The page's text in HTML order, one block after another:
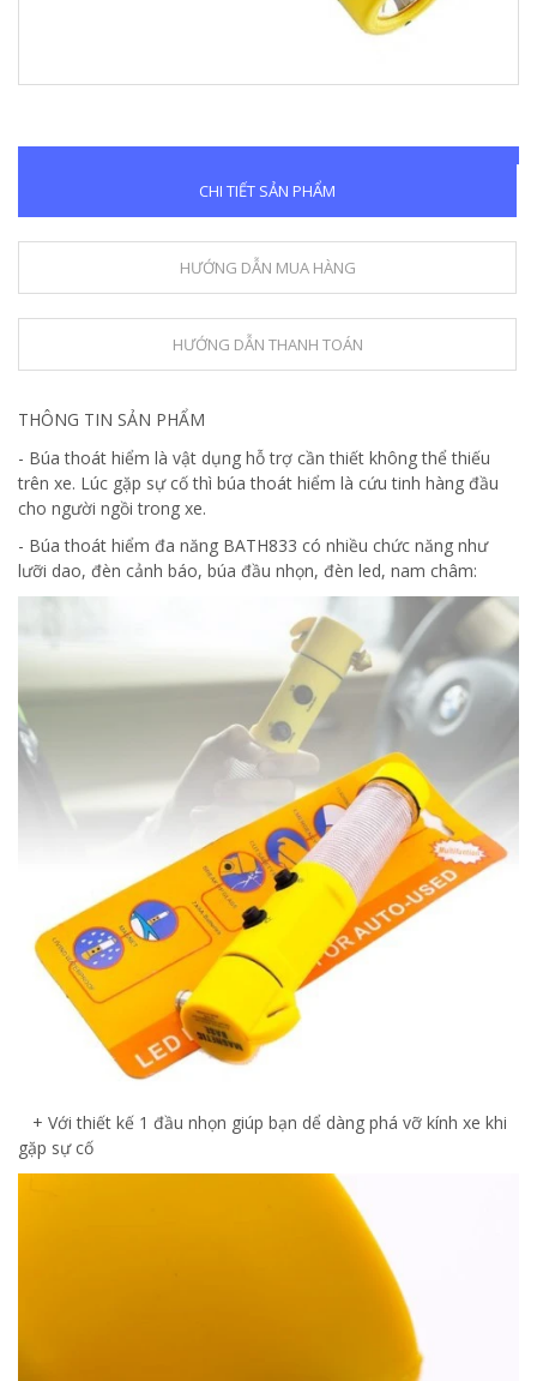
CHI TIẾT SẢN PHẨM
HƯỚNG DẪN MUA HÀNG
HƯỚNG DẪN THANH TOÁN
THÔNG TIN SẢN PHẨM
- Búa thoát hiểm là vật dụng hỗ trợ cần thiết không thể thiếu
trên xe. Lúc gặp sự cố thì búa thoát hiểm là cứu tinh hàng đầu
cho người ngồi trong xe.
- Búa thoát hiểm đa năng BATH833 có nhiều chức năng như
lưỡi dao, đèn cảnh báo, búa đầu nhọn, đèn led, nam châm:
+ Với thiết kế 1 đầu nhọn giúp bạn dể dàng phá vỡ kính xe khi
gặp sự cố